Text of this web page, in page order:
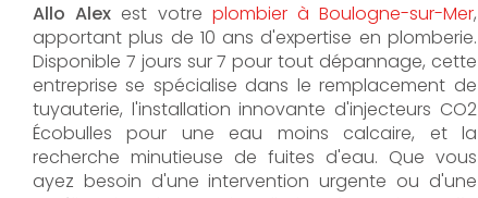
Allo Alex est votre plombier à Boulogne-sur-Mer,
apportant plus de 10 ans d'expertise en plomberie.
Disponible 7 jours sur 7 pour tout dépannage, cette
entreprise se spécialise dans le remplacement de
tuyauterie, l'installation innovante d'injecteurs CO2
Écobulles pour une eau moins calcaire, et la
recherche minutieuse de fuites d'eau. Que vous
ayez besoin d'une intervention urgente ou d'une